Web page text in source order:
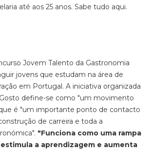
até aos 25 anos. Sabe tudo aqui.
Jovem Talento da Gastronomia
jovens que estudam na área de
em Portugal. A iniciativa organizada
define-se como "um movimento
é "um importante ponto de contacto
de carreira e toda a
"Funciona como uma rampa
a aprendizagem e aumenta